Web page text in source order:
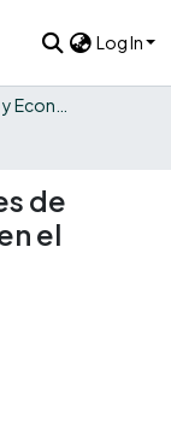
Log In
de
el